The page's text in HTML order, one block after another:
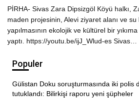
PİRHA- Sivas Zara Dipsizgöl Köyü halkı,
maden projesinin, Alevi ziyaret alanı ve su
yapılmasının ekolojik ve kültürel bir
yaptı. https://youtu.be/ijJ_Wlud-es Sivas…
Populer
Gülistan Doku soruşturmasında iki polis
tutuklandı: Bilirkişi raporu yeni şüpheler